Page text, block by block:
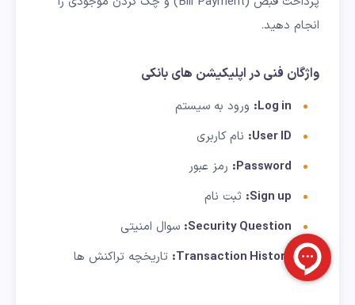
انجام دهید.
واژگان فنی در اپلیکیشن های بانکی
Log in: ورود به سیستم
User ID: نام کاربری
Password: رمز عبور
Sign up: ثبت نام
Security Question: سوال امنیتی
Transaction History: تاریخچه تراکنش ها